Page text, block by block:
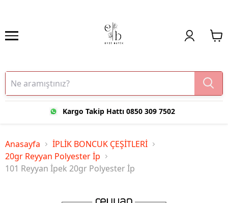
Kargo Takip Hattı 0850 309 7502
Anasayfa
İPLİK BONCUK ÇEŞİTLERİ
20gr Reyyan Polyester İp
101 Reyyan İpek 20gr Polyester İp